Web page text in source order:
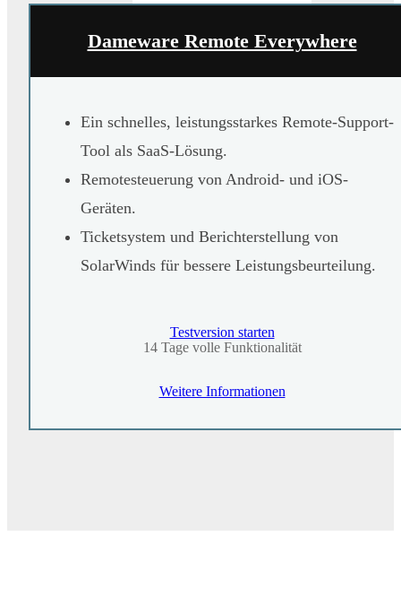
Dameware Remote Everywhere
Ein schnelles, leistungsstarkes Remote-Support-
Tool als SaaS-Lösung.
Remotesteuerung von Android- und iOS-
Geräten.
Ticketsystem und Berichterstellung von
SolarWinds für bessere Leistungsbeurteilung.
Testversion starten
14 Tage volle Funktionalität
Weitere Informationen